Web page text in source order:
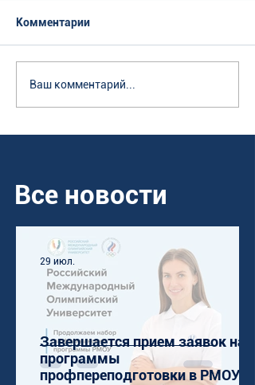
Комментарии
Ваш комментарий...
Все новости
Завершается прием заявок на
программы
профпереподготовки в РМОУ
29 июл.